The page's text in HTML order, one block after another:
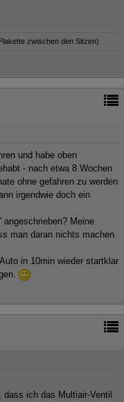
zwischen den Sitzen)
und habe oben
- nach etwa 8 Wochen
ohne gefahren zu werden
irgendwie doch ein
Meine
man daran nichts machen
in 10min wieder startklar
ich das Multiair-Ventil